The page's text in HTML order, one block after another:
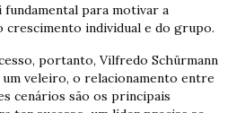
para motivar a
crescimento individual e do grupo.
portanto, Vilfredo Schürmann
veleiro, o relacionamento entre
cenários são os principais